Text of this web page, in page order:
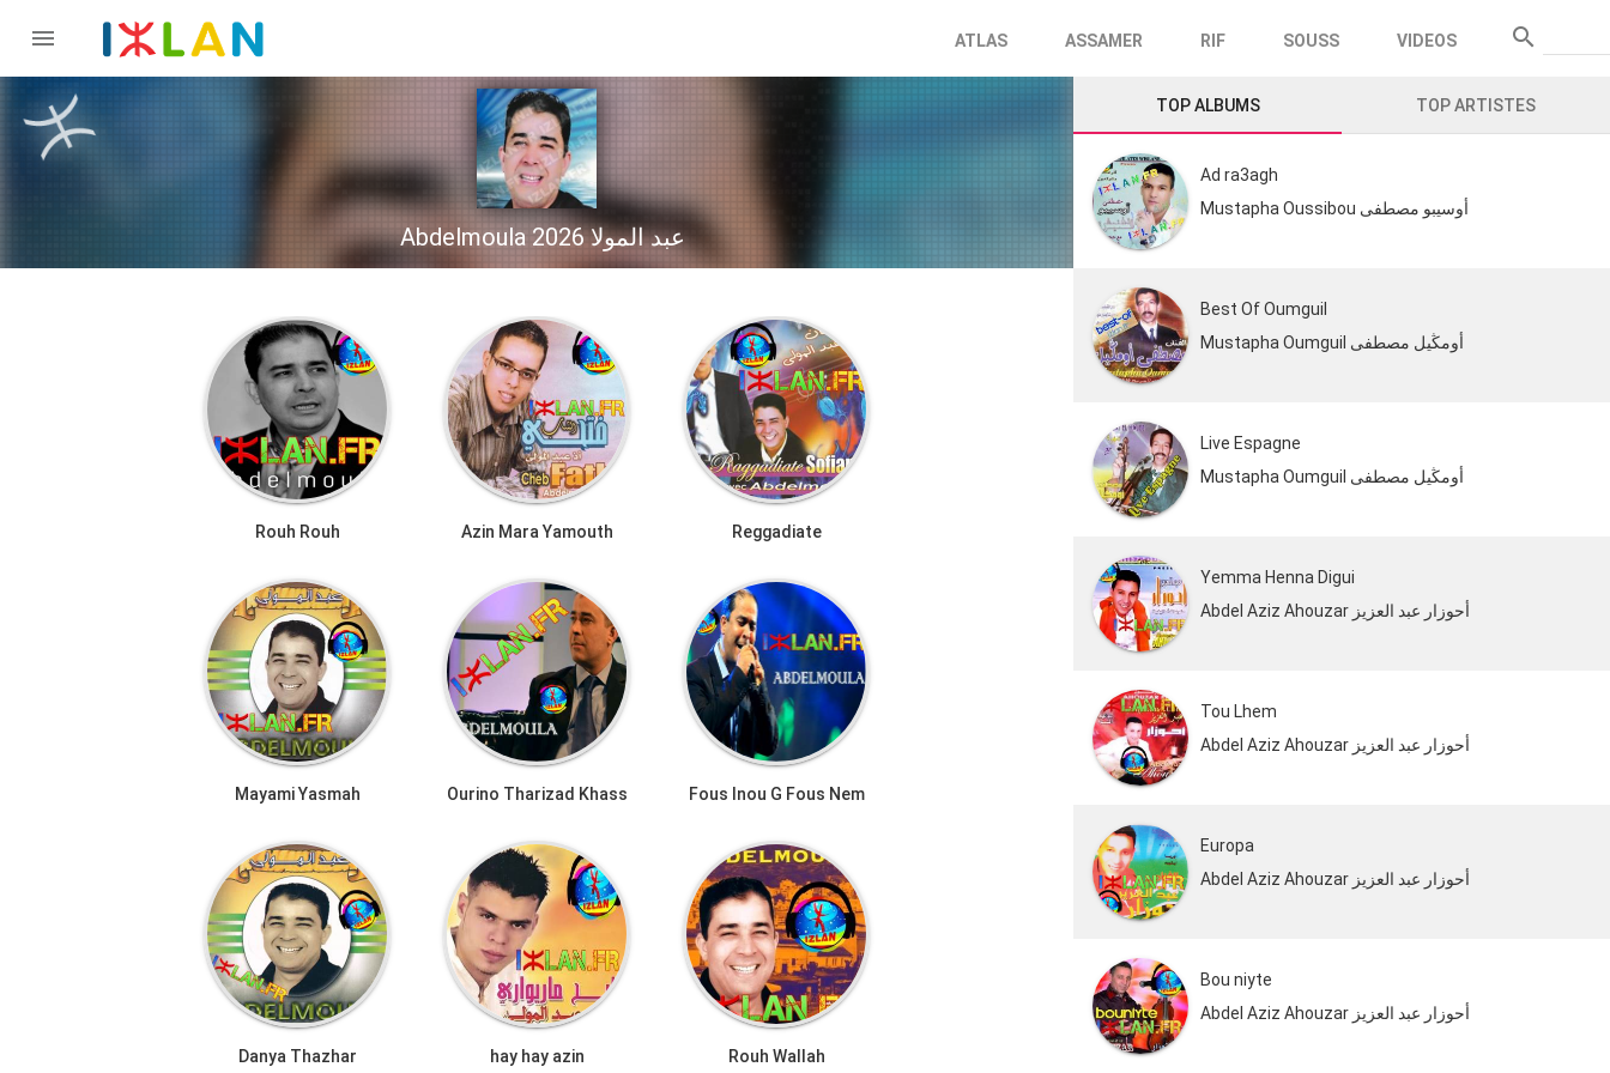
 search
ATLAS ASSAMER RIF SOUSS VIDEOS
Abdelmoula عبد المولا 2026
Rouh Rouh Azin Mara Yamouth Reggadiate
Mayami Yasmah Ourino Tharizad Khass Fous Inou G Fous Nem
Danya Thazhar hay hay azin Rouh Wallah
TOP ALBUMS TOP ARTISTES
Ad ra3agh
Mustapha Oussibou أوسيبو مصطفى
Best Of Oumguil
Mustapha Oumguil أومڭيل مصطفى
Live Espagne
Mustapha Oumguil أومڭيل مصطفى
Yemma Henna Digui
Abdel Aziz Ahouzar أحوزار عبد العزيز
Tou Lhem
Abdel Aziz Ahouzar أحوزار عبد العزيز
Europa
Abdel Aziz Ahouzar أحوزار عبد العزيز
Bou niyte
Abdel Aziz Ahouzar أحوزار عبد العزيز